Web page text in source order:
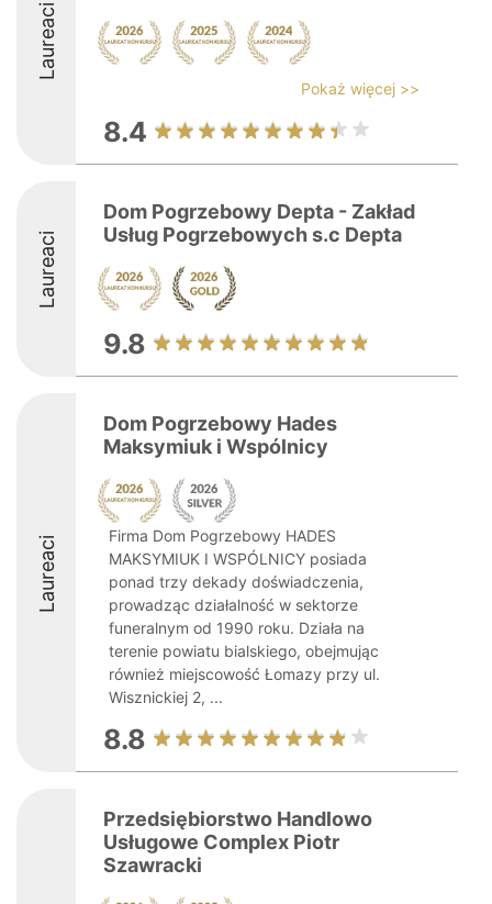
Laureaci
Pokaż więcej >>
8.4
Laureaci
Dom Pogrzebowy Depta - Zakład
Usług Pogrzebowych s.c Depta
9.8
Laureaci
Dom Pogrzebowy Hades
Maksymiuk i Wspólnicy
Firma Dom Pogrzebowy HADES
MAKSYMIUK I WSPÓLNICY posiada
ponad trzy dekady doświadczenia,
prowadząc działalność w sektorze
funeralnym od 1990 roku. Działa na
terenie powiatu bialskiego, obejmując
również miejscowość Łomazy przy ul.
Wisznickiej 2, ...
8.8
Przedsiębiorstwo Handlowo
Usługowe Complex Piotr
Szawracki